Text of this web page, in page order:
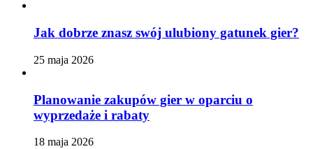
Jak dobrze znasz swój ulubiony gatunek gier?
25 maja 2026
Planowanie zakupów gier w oparciu o
wyprzedaże i rabaty
18 maja 2026